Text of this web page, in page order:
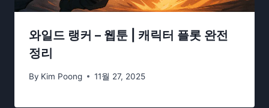
와일드 랭커 – 웹툰 | 캐릭터 플롯 완전
정리
By Kim Poong 11월 27, 2025